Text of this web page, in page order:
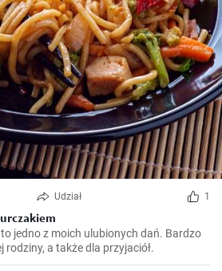
Udział 1
jedno z moich ulubionych dań. Bardzo
a także dla przyjaciół.